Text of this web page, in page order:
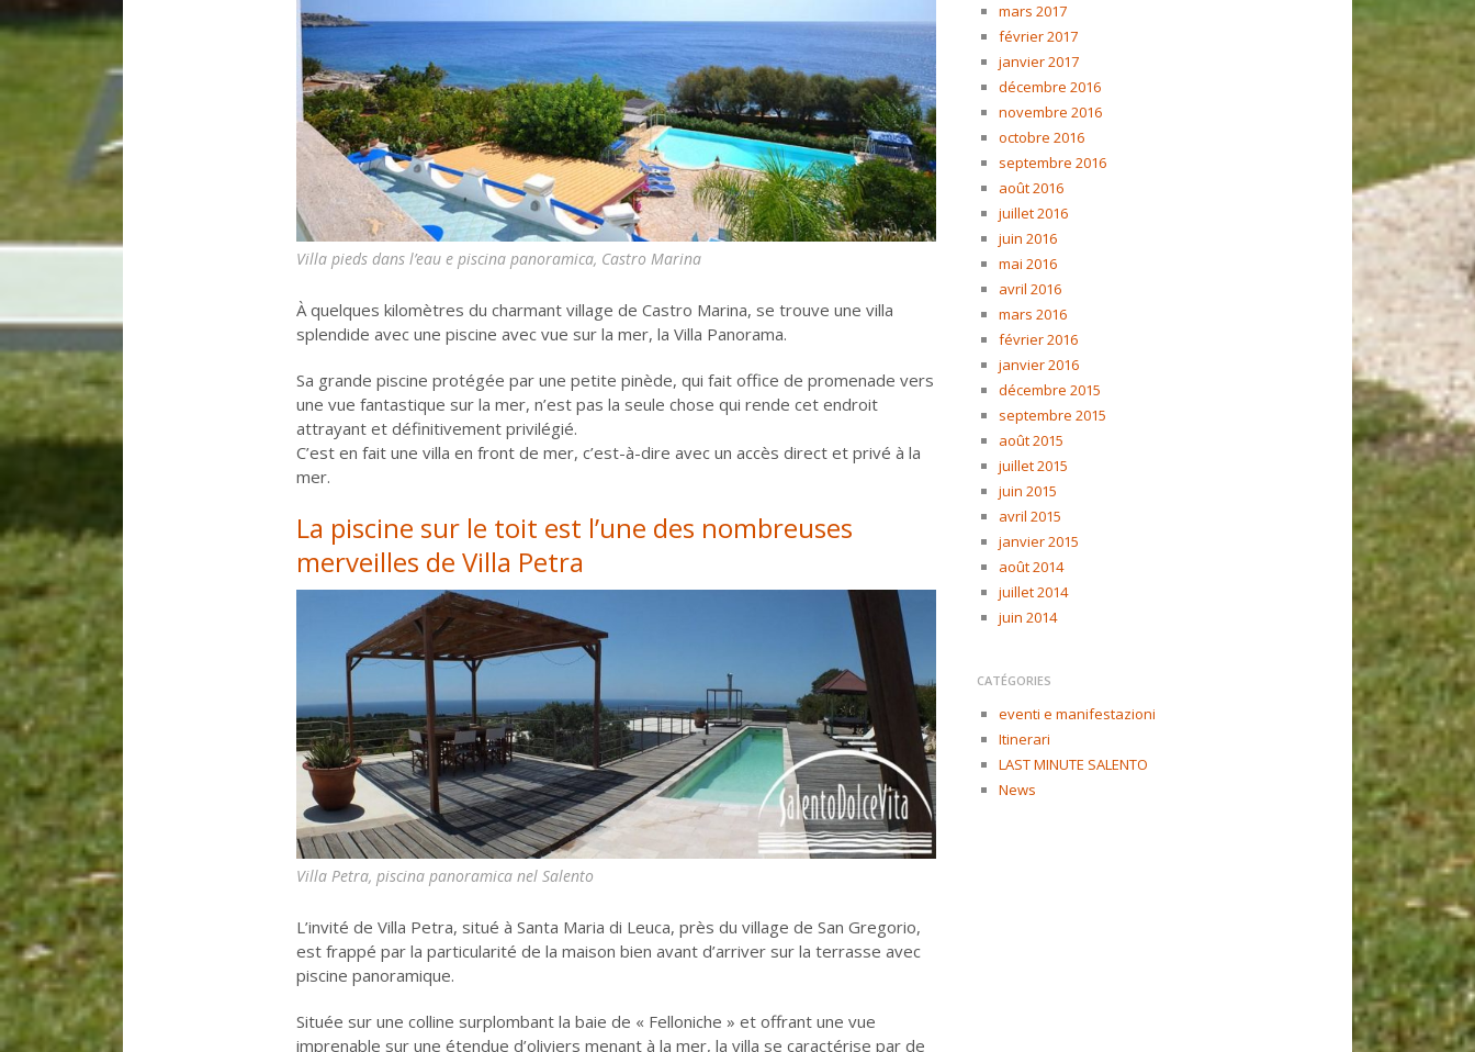
Villa pieds dans l’eau e piscina panoramica, Castro Marina
À quelques kilomètres du charmant village de Castro Marina, se trouve une villa
splendide avec une piscine avec vue sur la mer, la Villa Panorama.
Sa grande piscine protégée par une petite pinède, qui fait office de promenade vers
une vue fantastique sur la mer, n’est pas la seule chose qui rende cet endroit
attrayant et définitivement privilégié.
C’est en fait une villa en front de mer, c’est-à-dire avec un accès direct et privé à la
mer.
La piscine sur le toit est l’une des nombreuses
merveilles de Villa Petra
Villa Petra, piscina panoramica nel Salento
L’invité de Villa Petra, situé à Santa Maria di Leuca, près du village de San Gregorio,
est frappé par la particularité de la maison bien avant d’arriver sur la terrasse avec
piscine panoramique.
Située sur une colline surplombant la baie de « Felloniche » et offrant une vue
imprenable sur une étendue d’oliviers menant à la mer, la villa se caractérise par de
mars 2017
février 2017
janvier 2017
décembre 2016
novembre 2016
octobre 2016
septembre 2016
août 2016
juillet 2016
juin 2016
mai 2016
avril 2016
mars 2016
février 2016
janvier 2016
décembre 2015
septembre 2015
août 2015
juillet 2015
juin 2015
avril 2015
janvier 2015
août 2014
juillet 2014
juin 2014
CATÉGORIES
eventi e manifestazioni
Itinerari
LAST MINUTE SALENTO
News